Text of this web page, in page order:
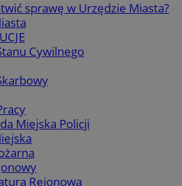
sprawę w Urzędzie Miasta?
Cywilnego
Miejska Policji
Rejonowa